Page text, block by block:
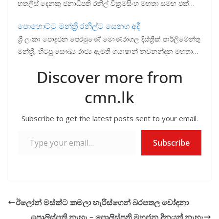
හතලිස් දෙනකු ජනාධිපති රනිල් වික්‍රමසිංහ මහතා සමඟ එක්…
පොහොට්ටු මන්ත්‍රි රනිල්ට සෙනග අදී
ශ්‍රී ලංකා පොදුජන පෙරමුණේ මොණරාගල දිස්ත්‍රික් පාර්ලිමේන්තු
මන්ත්‍රී, හිටපු සෞඛ්‍ය රාජ්‍ය ඇමති ගයාෂාන් නවනන්දන මහතා…
Discover more from
cmn.lk
Subscribe to get the latest posts sent to your email.
Subscribe
ඊලෝන් මස්ක්ට කමලා හැරිස්ගෙන් බරපතල චෝදනා